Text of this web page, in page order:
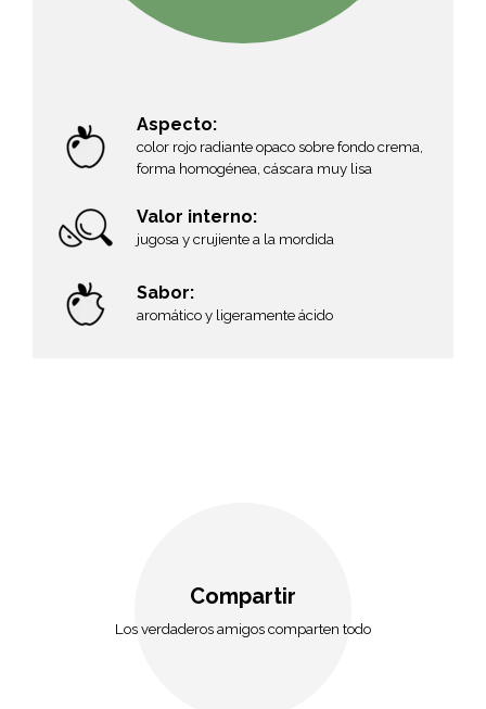
Aspecto:
color rojo radiante opaco sobre fondo crema,
forma homogénea, cáscara muy lisa
Valor interno:
jugosa y crujiente a la mordida
Sabor:
aromático y ligeramente ácido
Compartir
Los verdaderos amigos comparten todo